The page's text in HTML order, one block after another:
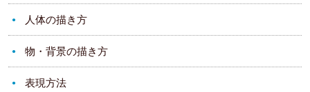
人体の描き方
物・背景の描き方
表現方法